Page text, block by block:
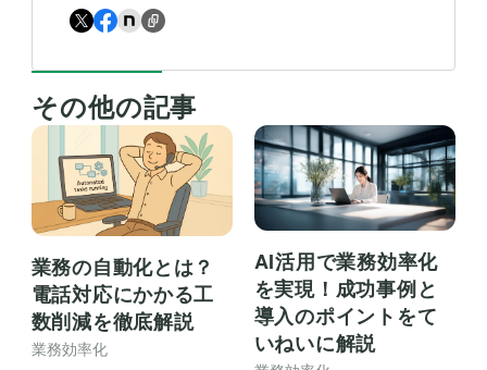
その他の記事
業務の自動化とは？
電話対応にかかる工
数削減を徹底解説
業務効率化
AI活用で業務効率化
を実現！成功事例と
導入のポイントをて
いねいに解説